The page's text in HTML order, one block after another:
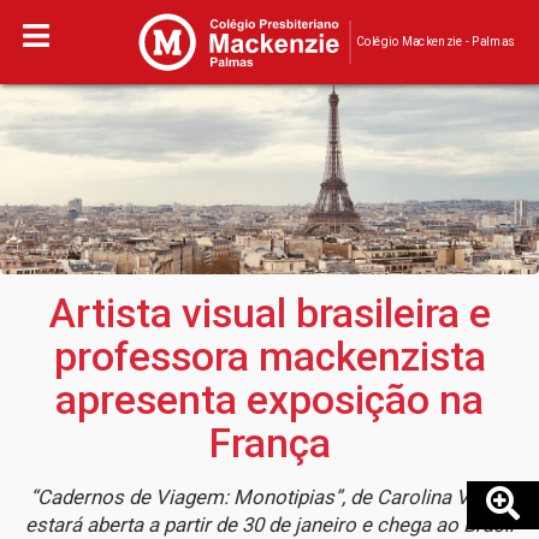
Colégio Mackenzie - Palmas
Artista visual brasileira e
professora mackenzista
apresenta exposição na
França
“Cadernos de Viagem: Monotipias”, de Carolina Vigna,
estará aberta a partir de 30 de janeiro e chega ao Brasil